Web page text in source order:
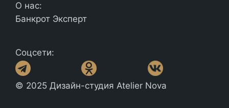
О нас:
Банкрот Эксперт
Соцсети:
© 2025 Дизайн-студия Atelier Nova